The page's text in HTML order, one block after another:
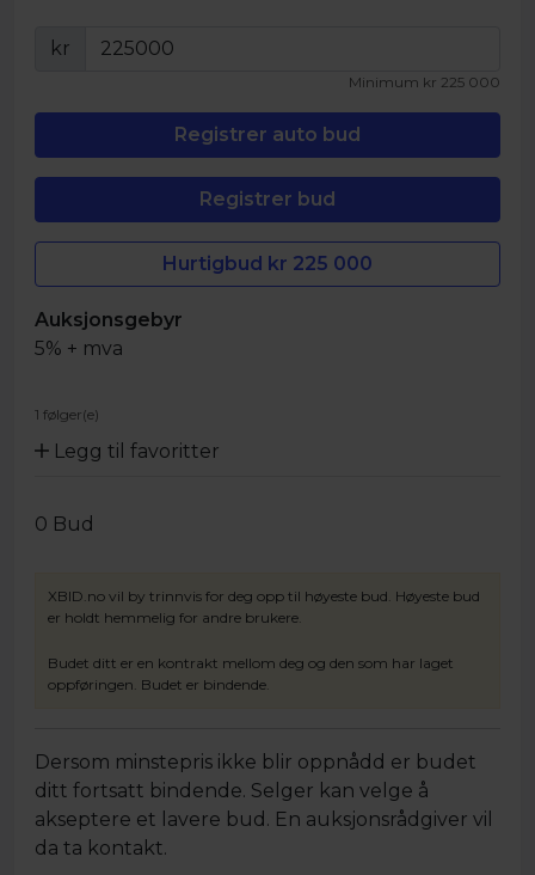
kr
Minimum kr 225 000
Hurtigbud kr 225 000
Auksjonsgebyr
5% + mva
1 følger(e)
Legg til favoritter
0 Bud
XBID.no vil by trinnvis for deg opp til høyeste bud. Høyeste bud
er holdt hemmelig for andre brukere.
Budet ditt er en kontrakt mellom deg og den som har laget
oppføringen. Budet er bindende.
Dersom minstepris ikke blir oppnådd er budet
ditt fortsatt bindende. Selger kan velge å
akseptere et lavere bud. En auksjonsrådgiver vil
da ta kontakt.